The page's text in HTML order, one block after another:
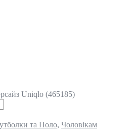
Uniqlo (465185)
та Поло, Чоловікам